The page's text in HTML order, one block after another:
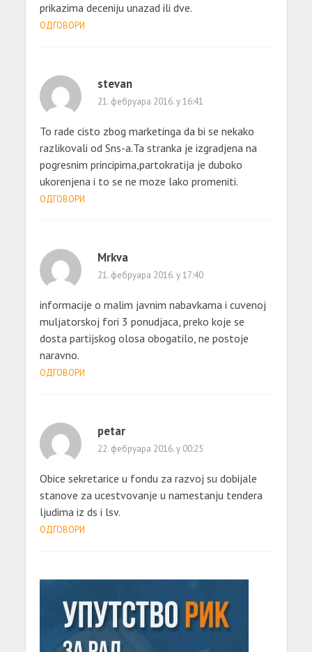
prikazima deceniju unazad ili dve.
ОДГОВОРИ
stevan
21. фебруара 2016. у 16:41
To rade cisto zbog marketinga da bi se nekako
razlikovali od Sns-a.Ta stranka je izgradjena na
pogresnim principima,partokratija je duboko
ukorenjena i to se ne moze lako promeniti.
ОДГОВОРИ
Mrkva
21. фебруара 2016. у 17:40
informacije o malim javnim nabavkama i cuvenoj
muljatorskoj fori 3 ponudjaca, preko koje se
dosta partijskog olosa obogatilo, ne postoje
naravno.
ОДГОВОРИ
petar
22. фебруара 2016. у 00:25
Obice sekretarice u fondu za razvoj su dobijale
stanove za ucestvovanje u namestanju tendera
ljudima iz ds i lsv.
ОДГОВОРИ